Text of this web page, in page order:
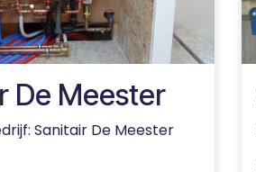
De Meester
Sanitair De Meester